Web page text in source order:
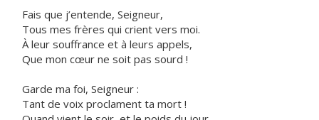
Fais que j’entende, Seigneur,
Tous mes frères qui crient vers moi.
À leur souffrance et à leurs appels,
Que mon cœur ne soit pas sourd !
Garde ma foi, Seigneur :
Tant de voix proclament ta mort !